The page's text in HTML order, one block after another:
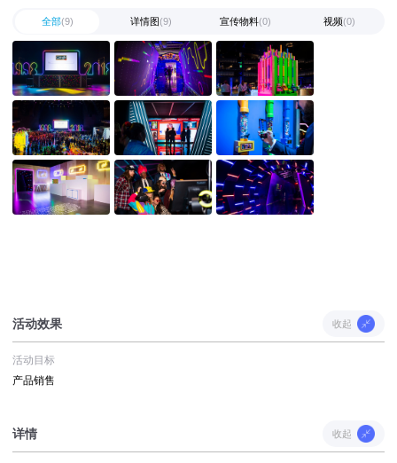
全部(9) 详情图(9) 宣传物料(0) 视频(0)
活动效果 收起
活动目标
产品销售
详情 收起